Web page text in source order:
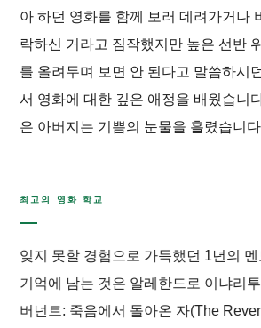
아 하던 영화를 함께 보러 데려가거나
락하신 거라고 짐작했지만 높은 선반
를 올려두며 보면 안 된다고 말씀하시
서 영화에 대한 깊은 애정을 배웠습니
은 아버지는 기쁨의 눈물을 흘렸습니
최고의 영화 학교
잊지 못할 경험으로 가득했던 1년의
기억에 남는 것은 알레한드로 이냐리
버넌트: 죽음에서 돌아온 자(The